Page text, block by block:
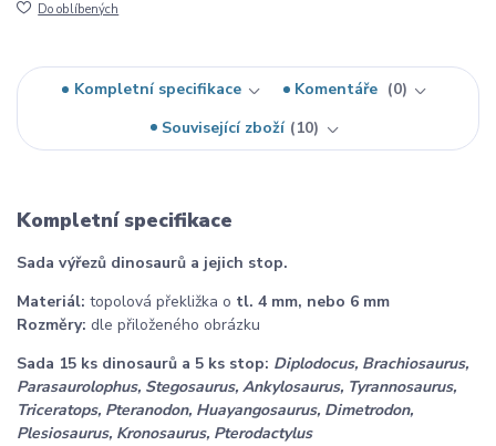
Do oblíbených
Kompletní specifikace Komentáře
0
Související zboží
10
Kompletní specifikace
Sada výřezů dinosaurů a jejich stop.
Materiál: topolová překližka o tl. 4 mm, nebo 6 mm
Rozměry: dle přiloženého obrázku
Sada 15 ks dinosaurů a 5 ks stop: Diplodocus, Brachiosaurus,
Parasaurolophus, Stegosaurus, Ankylosaurus, Tyrannosaurus,
Triceratops, Pteranodon, Huayangosaurus, Dimetrodon,
Plesiosaurus, Kronosaurus, Pterodactylus